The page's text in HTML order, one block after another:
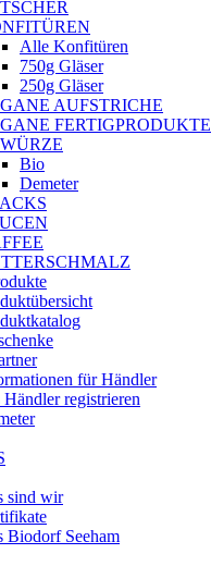
Alle Konfitüren
750g Gläser
250g Gläser
AUFSTRICHE
FERTIGPRODUKTE
Bio
Demeter
für Händler
registrieren
sind wir
Biodorf Seeham